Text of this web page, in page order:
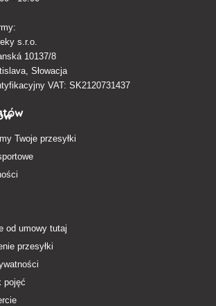
s.r.o.
10137/8
Słowacja
VAT: SK2120731437
Twoje przesyłki
od umowy tutaj
przesyłki
pojęć